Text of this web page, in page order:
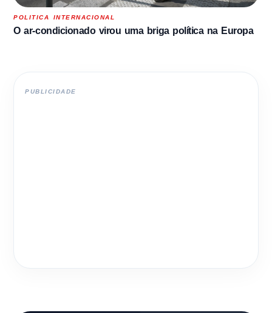
POLITICA INTERNACIONAL
O ar-condicionado virou uma briga política na Europa
PUBLICIDADE